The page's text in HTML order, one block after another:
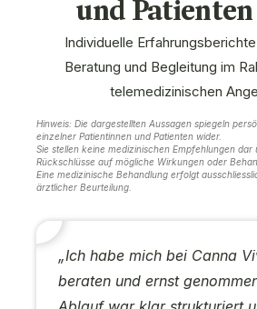
und Patienten
Individuelle
Beratung und Begleitung im
telemedizinischen
Hinweis: Die dargestellten Aussagen spiegeln
einzelner Patientinnen und Patienten wider.
Sie stellen keine medizinischen Empfehlungen dar
Rückschlüsse auf mögliche Wirkungen oder
Eine medizinische Behandlung erfolgt
ärztlicher Beurteilung.
„Ich habe mich bei Canna
beraten und ernst